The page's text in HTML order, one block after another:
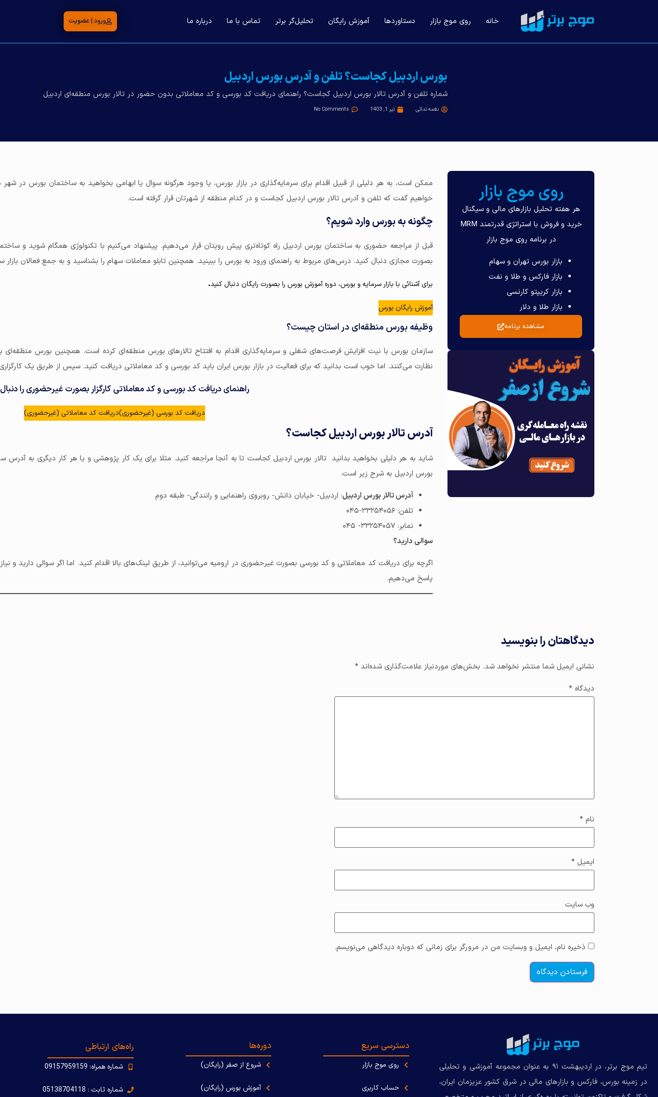
خانه روی موج بازار دستاوردها آموزش رایگان تحلیل‌گر برتر تماس با ما درباره ما ورود | عضویت
بورس اردبیل کجاست؟ تلفن و آدرس بورس اردبیل
شماره تلفن و آدرس تالار بورس اردبیل کجاست؟ راهنمای دریافت کد بورسی و کد معاملاتی بدون حضور در تالار بورس منطقه‌ای اردبیل
نغمه ندائی تیر 1, 1403 No Comments
روی موج بازار
هر هفته تحلیل بازارهای مالی و سیگنال
خرید و فروش با استراتژی قدرتمند MRM
در برنامه روی موج بازار
بازار بورس تهران و سهام
بازار فارکس و طلا و نفت
بازار کریپتو کارنسی
بازار طلا و دلار
مشاهده برنامه
ممکن است، به هر دلیلی از قبیل اقدام برای سرمایه‌گذاری در بازار بورس، یا وجود هرگونه سوال یا ابهامی بخواهید به ساختمان بورس در
خواهیم گفت که تلفن و آدرس تالار بورس اردبیل کجاست و در کدام منطقه از شهرتان قرار گرفته است.
چگونه به بورس وارد شویم؟
قبل از مراجعه حضوری به ساختمان بورس اردبیل راه کوتاه‌تری پیش رویتان قرار می‌دهیم. پیشنهاد می‌کنیم با تکنولوژی همگام شوید و
بصورت مجازی دنبال کنید. درس‌های مربوط به راهنمای ورود به بورس را ببینید. همچنین تابلو معاملات سهام را بشناسید و به جمع فعالان بازار
برای آشنائی با بازار سرمایه و بورس، دوره آموزش بورس را بصورت رایگان دنبال کنید.
آموزش رایگان بورس
وظیفه بورس منطقه‌ای در استان چیست؟
سازمان بورس با نیت افزایش فرصت‌های شغلی و سرمایه‌گذاری اقدام به افتتاح تالارهای بورس منطقه‌ای کرده است. همچنین بورس منظقه‌ای
نظارت می‌کنند. اما خوب است بدانید که برای فعالیت در بازار بورس ایران باید کد بورسی و کد معاملاتی دریافت کنید. سپس از طریق یک
راهنمای دریافت کد بورسی و کد معاملاتی کارگزار بصورت غیرحضوری را
دریافت کد بورسی (غیرحضوری)دریافت کد معاملاتی (غیرحضوری)
آدرس تالار بورس اردبیل کجاست؟
شاید به هر دلیلی بخواهید بدانید تالار بورس اردبیل کجاست تا به آنجا مراجعه کنید. مثلا برای یک کار پژوهشی و یا هر کار دیگری به آدرس
بورس اردبیل به شرح زیر است.
آدرس تالار بورس اردبیل: اردبیل- خیابان دانش- روبروی راهنمایی و رانندگی- طبقه دوم
تلفن: ۳۳۲۵۴۰۵۶-۰۴۵
نمابر: ۳۳۲۵۴۰۵۷- ۰۴۵
سوالی دارید؟
اگرچه برای دریافت کد معاملاتی و کد بورسی بصورت غیرحضوری در ارومیه می‌توانید، از طریق لینک‌های بالا اقدام کنید. اما اگر سوالی دارید و
پاسخ می‌دهیم.
دیدگاهتان را بنویسید
نشانی ایمیل شما منتشر نخواهد شد. بخش‌های موردنیاز علامت‌گذاری شده‌اند *
دیدگاه *
نام *
ایمیل *
وب‌ سایت
ذخیره نام، ایمیل و وبسایت من در مرورگر برای زمانی که دوباره دیدگاهی می‌نویسم.
تیم موج برتر، در اردیبهشت ۹۱ به عنوان مجموعه‌ آموزشی و تحلیلی
در زمینه بورس، فارکس و بازارهای مالی در شرق کشور عزیزمان ایران،
دسترسی سریع
روی موج بازار
حساب کاربری
دوره‌ها
شروع از صفر (رایگان)
آموزش بورس (رایگان)
راه‌های ارتباطی
شماره همراه: 09157959159
شماره ثابت : 05138704118